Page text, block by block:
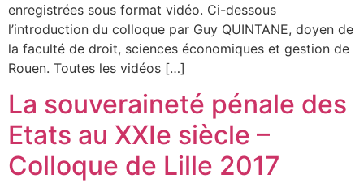
enregistrées sous format vidéo. Ci-dessous
l’introduction du colloque par Guy QUINTANE, doyen de
la faculté de droit, sciences économiques et gestion de
Rouen. Toutes les vidéos […]
La souveraineté pénale des
Etats au XXIe siècle –
Colloque de Lille 2017